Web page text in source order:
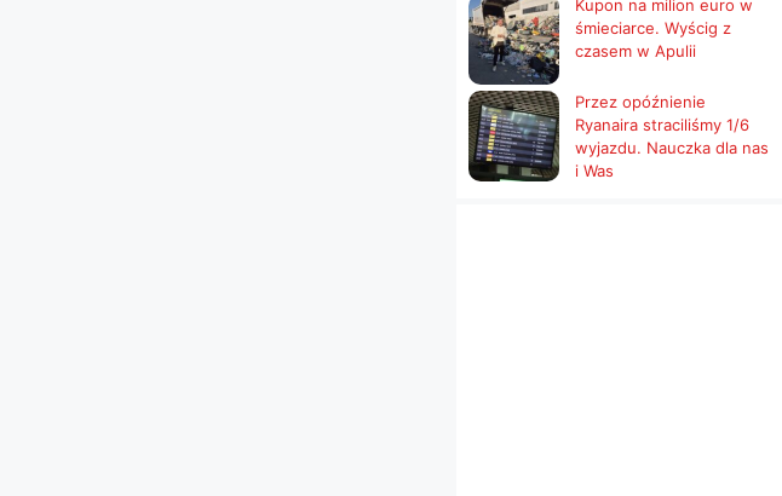
Kupon na milion euro w
śmieciarce. Wyścig z
czasem w Apulii
Przez opóźnienie
Ryanaira straciliśmy 1/6
wyjazdu. Nauczka dla nas
i Was